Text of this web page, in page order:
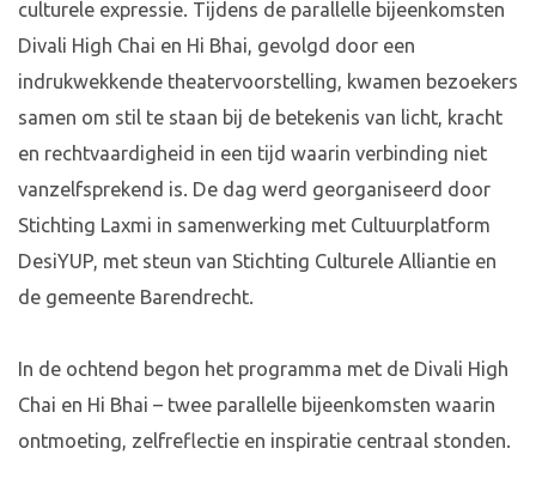
culturele expressie. Tijdens de parallelle bijeenkomsten
Divali High Chai en Hi Bhai, gevolgd door een
indrukwekkende theatervoorstelling, kwamen bezoekers
samen om stil te staan bij de betekenis van licht, kracht
en rechtvaardigheid in een tijd waarin verbinding niet
vanzelfsprekend is. De dag werd georganiseerd door
Stichting Laxmi in samenwerking met Cultuurplatform
DesiYUP, met steun van Stichting Culturele Alliantie en
de gemeente Barendrecht.
In de ochtend begon het programma met de Divali High
Chai en Hi Bhai – twee parallelle bijeenkomsten waarin
ontmoeting, zelfreflectie en inspiratie centraal stonden.